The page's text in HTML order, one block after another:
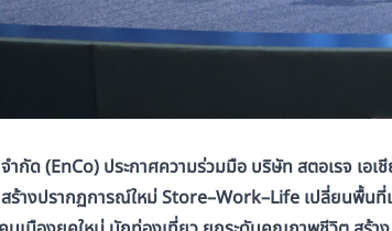
ำกัด (EnCo) ประกาศความร่วมมือ บริษัท สตอเรจ เอเ
ร้างปรากฏการณ์ใหม่Store–Work–Life เปลี่ยนพื้นที่